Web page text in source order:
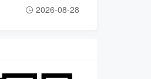
2026-08-28